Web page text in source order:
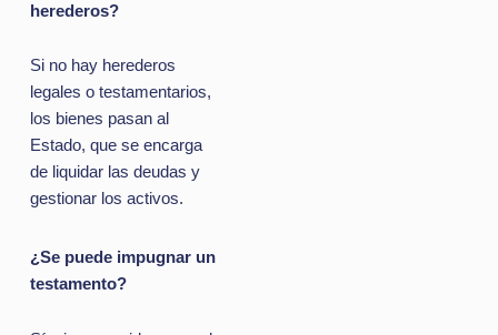
herederos?
Si no hay herederos
legales o testamentarios,
los bienes pasan al
Estado, que se encarga
de liquidar las deudas y
gestionar los activos.
¿Se puede impugnar un
testamento?